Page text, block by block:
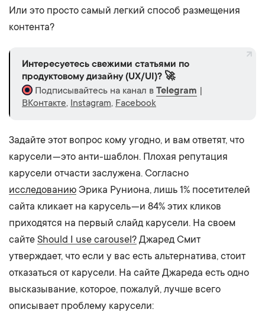
Или это просто самый легкий способ размещения
контента?
Интересуетесь свежими статьями по
продуктовому дизайну (UX/UI)? 🚀
Подписывайтесь на канал в Telegram |
ВКонтакте, Instagram, Facebook
Задайте этот вопрос кому угодно, и вам ответят, что
карусели — это анти-шаблон. Плохая репутация
карусели отчасти заслужена. Согласно
исследованию Эрика Руниона, лишь 1% посетителей
сайта кликает на карусель — и 84% этих кликов
приходятся на первый слайд карусели. На своем
сайте Should I use carousel? Джаред Смит
утверждает, что если у вас есть альтернатива, стоит
отказаться от карусели. На сайте Джареда есть одно
высказывание, которое, пожалуй, лучше всего
описывает проблему карусели: